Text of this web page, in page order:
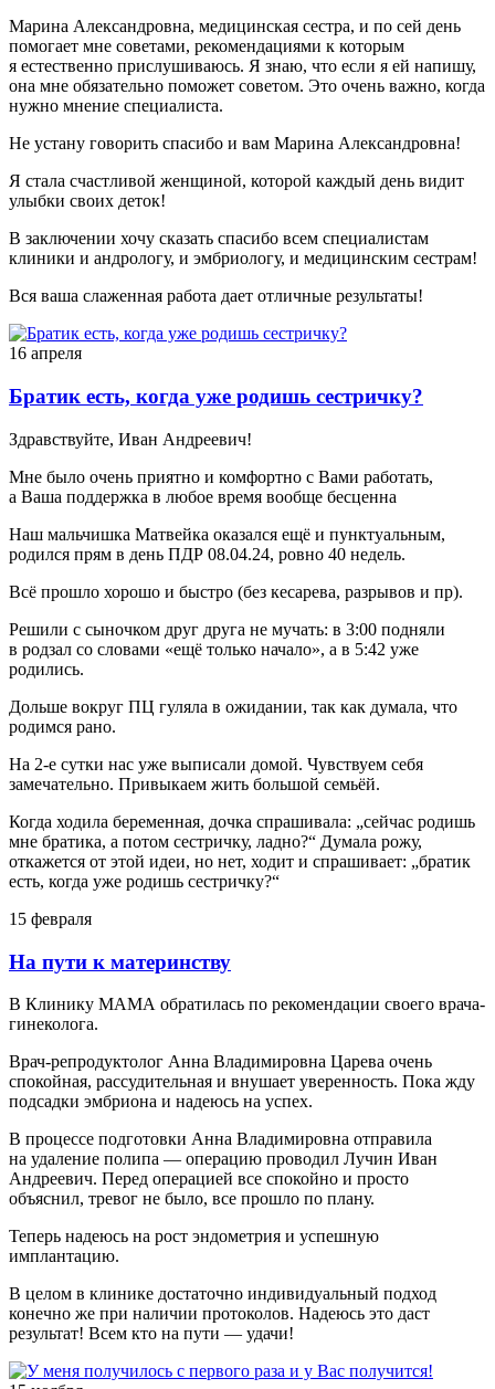
Марина Александровна, медицинская сестра, и по сей день
помогает мне советами, рекомендациями к которым
я естественно прислушиваюсь. Я знаю, что если я ей напишу,
она мне обязательно поможет советом. Это очень важно, когда
нужно мнение специалиста.
Не устану говорить спасибо и вам Марина Александровна!
Я стала счастливой женщиной, которой каждый день видит
улыбки своих деток!
В заключении хочу сказать спасибо всем специалистам
клиники и андрологу, и эмбриологу, и медицинским сестрам!
Вся ваша слаженная работа дает отличные результаты!
16 апреля
Братик есть, когда уже родишь сестричку?
Здравствуйте, Иван Андреевич!
Мне было очень приятно и комфортно с Вами работать,
а Ваша поддержка в любое время вообще бесценна
Наш мальчишка Матвейка оказался ещё и пунктуальным,
родился прям в день ПДР 08.04.24, ровно 40 недель.
Всё прошло хорошо и быстро (без кесарева, разрывов и пр).
Решили с сыночком друг друга не мучать: в 3:00 подняли
в родзал со словами «ещё только начало», а в 5:42 уже
родились.
Дольше вокруг ПЦ гуляла в ожидании, так как думала, что
родимся рано.
На 2-е сутки нас уже выписали домой. Чувствуем себя
замечательно. Привыкаем жить большой семьёй.
Когда ходила беременная, дочка спрашивала: „сейчас родишь
мне братика, а потом сестричку, ладно?“ Думала рожу,
откажется от этой идеи, но нет, ходит и спрашивает: „братик
есть, когда уже родишь сестричку?“
15 февраля
На пути к материнству
В Клинику МАМА обратилась по рекомендации своего врача-
гинеколога.
Врач-репродуктолог Анна Владимировна Царева очень
спокойная, рассудительная и внушает уверенность. Пока жду
подсадки эмбриона и надеюсь на успех.
В процессе подготовки Анна Владимировна отправила
на удаление полипа — операцию проводил Лучин Иван
Андреевич. Перед операцией все спокойно и просто
объяснил, тревог не было, все прошло по плану.
Теперь надеюсь на рост эндометрия и успешную
имплантацию.
В целом в клинике достаточно индивидуальный подход
конечно же при наличии протоколов. Надеюсь это даст
результат! Всем кто на пути — удачи!